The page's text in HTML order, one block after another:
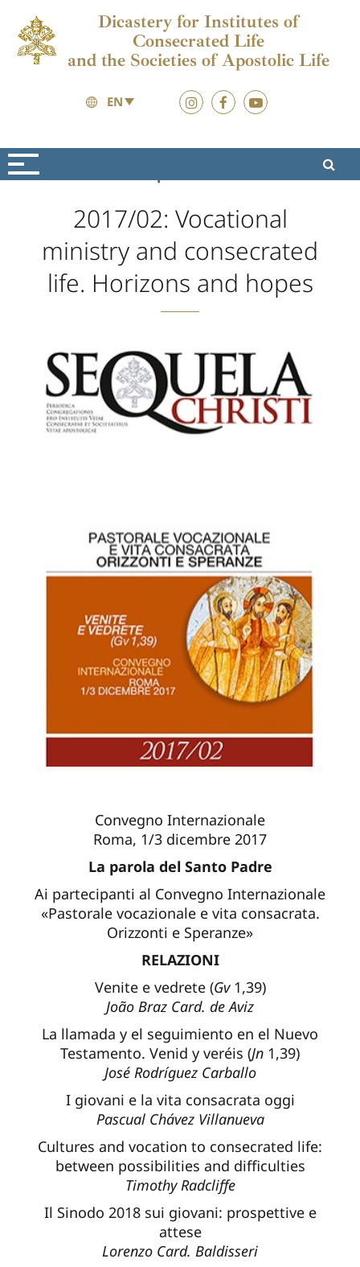
Dicastery for Institutes of
Consecrated Life
and the Societies of Apostolic Life
EN
2017/02: Vocational
ministry and consecrated
life. Horizons and hopes
Convegno Internazionale
Roma, 1/3 dicembre 2017
La parola del Santo Padre
Ai partecipanti al Convegno Internazionale
«Pastorale vocazionale e vita consacrata.
Orizzonti e Speranze»
RELAZIONI
Venite e vedrete (Gv1,39)
João Braz Card. de Aviz
La llamada y el seguimiento en el Nuevo
Testamento. Venid y veréis (Jn 1,39)
José Rodríguez Carballo
I giovani e la vita consacrata oggi
Pascual Chávez Villanueva
Cultures and vocation to consecrated life:
between possibilities and difficulties
Timothy Radcliffe
Il Sinodo 2018 sui giovani: prospettive e
attese
Lorenzo Card. Baldisseri